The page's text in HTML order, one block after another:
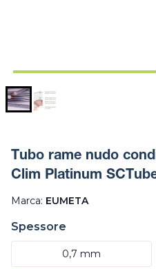
Tubo rame nudo
Clim Platinum
Marca: EUMETA
Spessore
0,7 mm